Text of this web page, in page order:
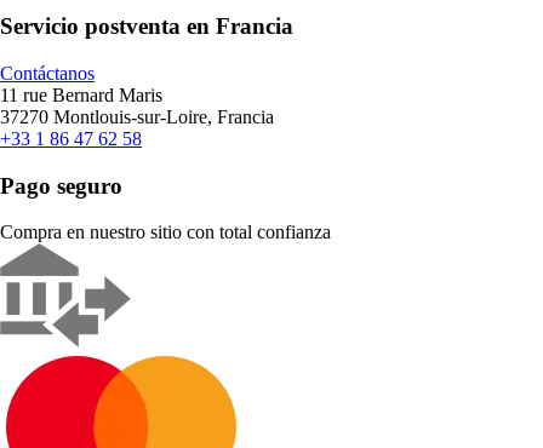
Servicio postventa en Francia
Contáctanos
11 rue Bernard Maris
37270 Montlouis-sur-Loire, Francia
+33 1 86 47 62 58
Pago seguro
Compra en nuestro sitio con total confianza